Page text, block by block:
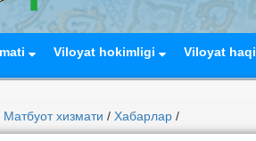
Viloyat hokimligi Viloyat
Матбуот хизмати / Хабарлар /